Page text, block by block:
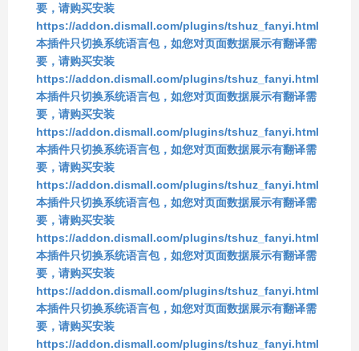
要，请购买安装
https://addon.dismall.com/plugins/tshuz_fanyi.html
本插件只切换系统语言包，如您对页面数据展示有翻译需
要，请购买安装
https://addon.dismall.com/plugins/tshuz_fanyi.html
本插件只切换系统语言包，如您对页面数据展示有翻译需
要，请购买安装
https://addon.dismall.com/plugins/tshuz_fanyi.html
本插件只切换系统语言包，如您对页面数据展示有翻译需
要，请购买安装
https://addon.dismall.com/plugins/tshuz_fanyi.html
本插件只切换系统语言包，如您对页面数据展示有翻译需
要，请购买安装
https://addon.dismall.com/plugins/tshuz_fanyi.html
本插件只切换系统语言包，如您对页面数据展示有翻译需
要，请购买安装
https://addon.dismall.com/plugins/tshuz_fanyi.html
本插件只切换系统语言包，如您对页面数据展示有翻译需
要，请购买安装
https://addon.dismall.com/plugins/tshuz_fanyi.html